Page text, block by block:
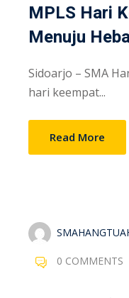
MPLS Hari
Menuju
Sidoarjo – SMA
hari keempat...
Read More
0 COMMENTS